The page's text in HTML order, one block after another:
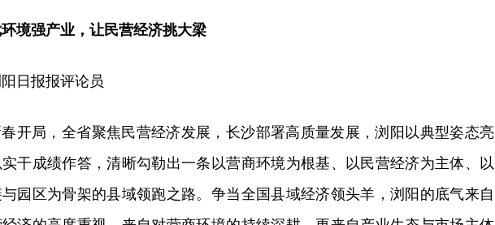
境强产业，让民营经济挑大梁
日报报评论员
开局，全省聚焦民营经济发展，长沙部署高质量发展，浏阳以典型姿态亮
干成绩作答，清晰勾勒出一条以营商环境为根基、以民营经济为主体、以
园区为骨架的县域领跑之路。争当全国县域经济领头羊，浏阳的底气来自